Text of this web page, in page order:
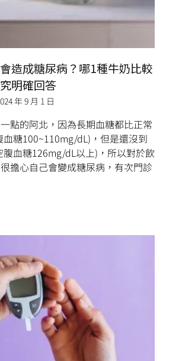
造成糖尿病？哪1種牛奶比較
明確回答
年 9 月 1 日
點的阿北，因為長期血糖都比正常
血糖100~110mg/dL)，但是還沒到
腹血糖126mg/dL以上)，所以對於飲
擔心自己會變成糖尿病，有次門診